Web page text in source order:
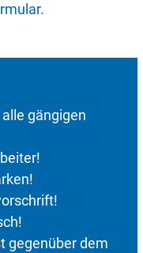
gängigen
gegenüber dem